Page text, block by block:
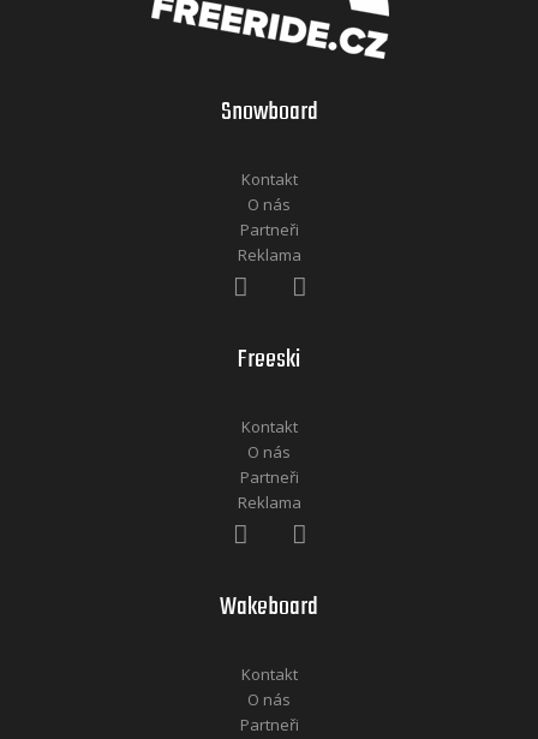
Snowboard
Kontakt
O nás
Partneři
Reklama
Freeski
Kontakt
O nás
Partneři
Reklama
Wakeboard
Kontakt
O nás
Partneři